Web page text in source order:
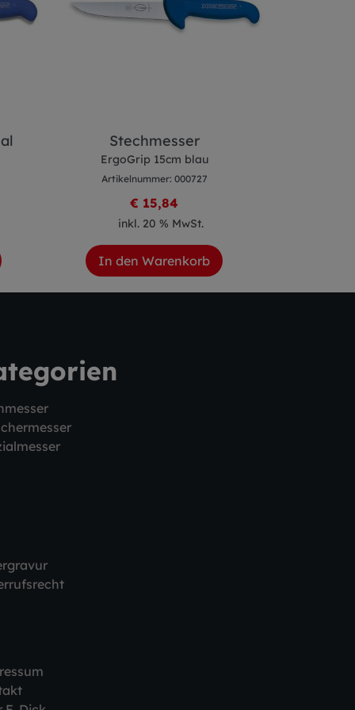
Stechmesser
ErgoGrip 15cm blau
Artikelnummer: 000727
€ 15,84
inkl. 20 % MwSt.
In den Warenkorb